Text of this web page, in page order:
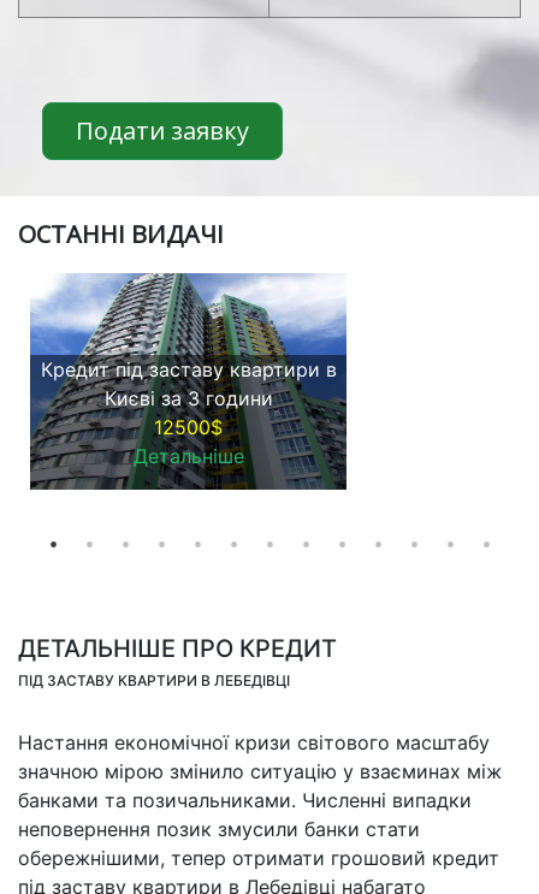
Місяць Платіж
Всього
Подати заявку
ОСТАННІ ВИДАЧІ
Києві за 3 години
12500$